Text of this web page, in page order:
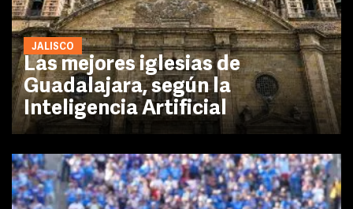
JALISCO
Las mejores iglesias de
Guadalajara, según la
Inteligencia Artificial